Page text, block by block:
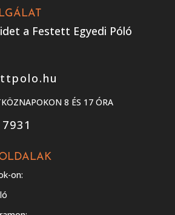
a Festett Egyedi Póló
8 ÉS 17 ÓRA
on: